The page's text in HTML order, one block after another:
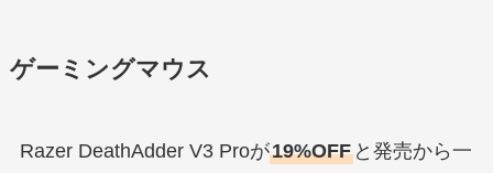
ゲーミングマウス
Razer DeathAdder V3 Proが19%OFFと発売から一